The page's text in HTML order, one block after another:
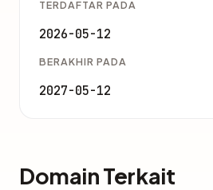
TERDAFTAR PADA
2026-05-12
BERAKHIR PADA
2027-05-12
Domain Terkait